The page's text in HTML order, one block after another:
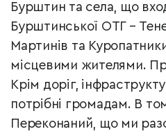
Бурштин та села, що
Бурштинської ОТГ –
Мартинів та
місцевими жителями.
Крім доріг,
потрібні громадам. В
Переконаний, що ми